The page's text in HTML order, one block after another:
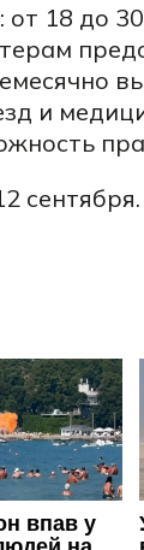
18 до
и
сентября.